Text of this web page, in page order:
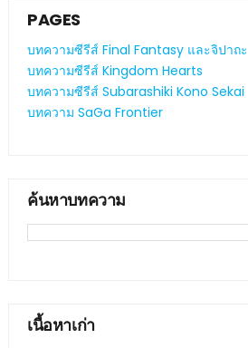
PAGES
บทความซีรีส์ Final Fantasy และจิปาถะ
บทความซีรีส์ Kingdom Hearts
บทความซีรีส์ Subarashiki Kono Sekai
บทความ SaGa Frontier
ค้นหาบทความ
เนื้อหาเก่า